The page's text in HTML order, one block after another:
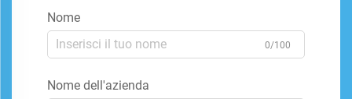
Nome
0/100
Nome dell'azienda